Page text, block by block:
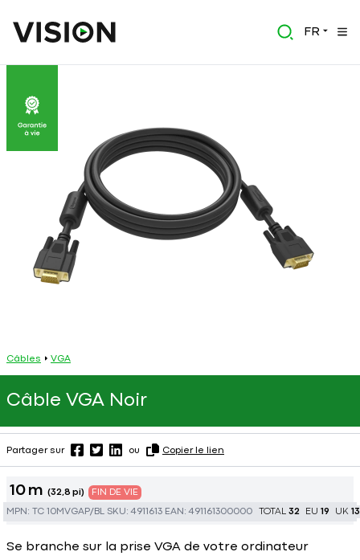
FR
Câbles VGA
Câble VGA Noir
Partager sur ou Copier le lien
10 m (32,8 pi) FIN DE VIE
MPN: TC 10MVGAP/BL SKU:4911613 EAN:491161300000 TOTAL 32 EU 19 UK 13
Se branche sur la prise VGA de votre ordinateur